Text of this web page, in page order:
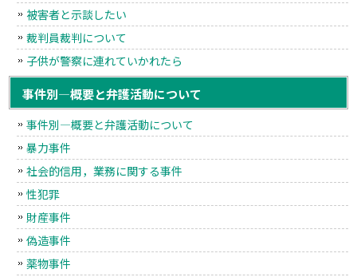
被害者と示談したい
裁判員裁判について
子供が警察に連れていかれたら
事件別―概要と弁護活動について
事件別―概要と弁護活動について
暴力事件
社会的信用，業務に関する事件
性犯罪
財産事件
偽造事件
薬物事件